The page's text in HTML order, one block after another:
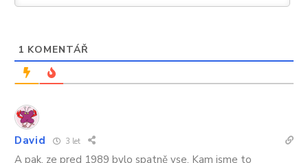
1 KOMENTÁŘ
David 3 let
A pak, ze pred 1989 bylo spatně vse. Kam jsme to